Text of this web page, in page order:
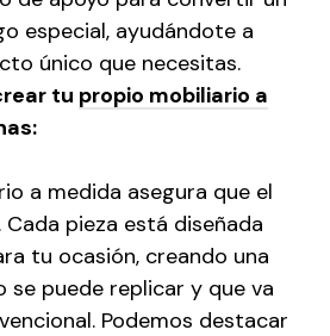
especial, ayudándote a
único que necesitas.
tu propio mobiliario a
a medida asegura que el
pieza está diseñada
tu ocasión, creando una
se puede replicar y que va
Podemos destacar